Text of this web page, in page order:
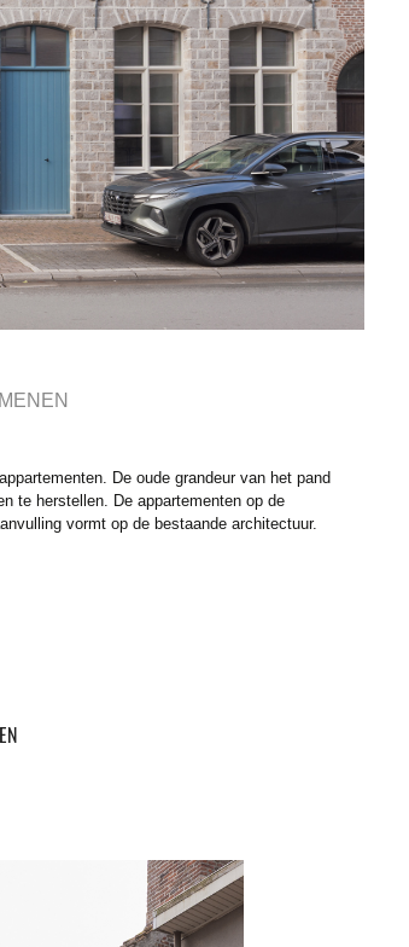
De oude grandeur van het pand
te herstellen. De appartementen op de
vormt op de bestaande architectuur.